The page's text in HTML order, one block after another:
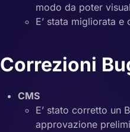
modo da poter
E’ stata migliorata
Correzioni
CMS
E’ stato corretto un
approvazione